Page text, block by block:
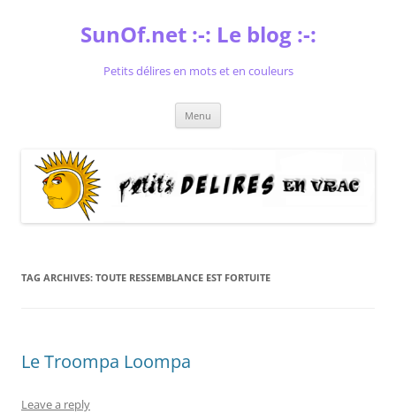
SunOf.net :-: Le blog :-:
Petits délires en mots et en couleurs
Menu
TAG ARCHIVES: TOUTE RESSEMBLANCE EST FORTUITE
Le Troompa Loompa
Leave a reply